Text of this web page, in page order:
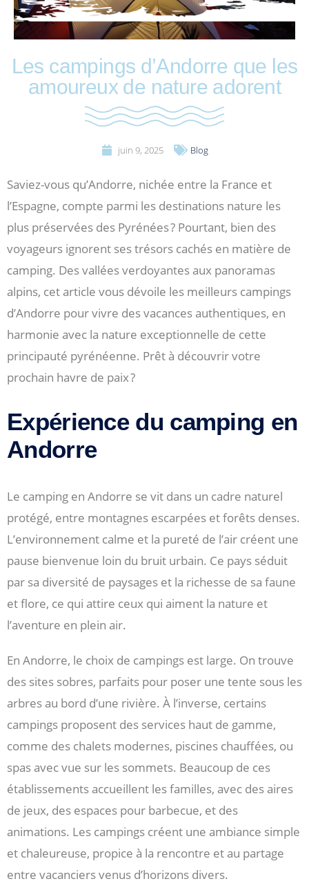
Les campings d’Andorre que les
amoureux de nature adorent
juin 9, 2025 Blog
Saviez-vous qu’Andorre, nichée entre la France et
l’Espagne, compte parmi les destinations nature les
plus préservées des Pyrénées ? Pourtant, bien des
voyageurs ignorent ses trésors cachés en matière de
camping. Des vallées verdoyantes aux panoramas
alpins, cet article vous dévoile les meilleurs campings
d’Andorre pour vivre des vacances authentiques, en
harmonie avec la nature exceptionnelle de cette
principauté pyrénéenne. Prêt à découvrir votre
prochain havre de paix ?
Expérience du camping en
Andorre
Le camping en Andorre se vit dans un cadre naturel
protégé, entre montagnes escarpées et forêts denses.
L’environnement calme et la pureté de l’air créent une
pause bienvenue loin du bruit urbain. Ce pays séduit
par sa diversité de paysages et la richesse de sa faune
et flore, ce qui attire ceux qui aiment la nature et
l’aventure en plein air.
En Andorre, le choix de campings est large. On trouve
des sites sobres, parfaits pour poser une tente sous les
arbres au bord d’une rivière. À l’inverse, certains
campings proposent des services haut de gamme,
comme des chalets modernes, piscines chauffées, ou
spas avec vue sur les sommets. Beaucoup de ces
établissements accueillent les familles, avec des aires
de jeux, des espaces pour barbecue, et des
animations. Les campings créent une ambiance simple
et chaleureuse, propice à la rencontre et au partage
entre vacanciers venus d’horizons divers.